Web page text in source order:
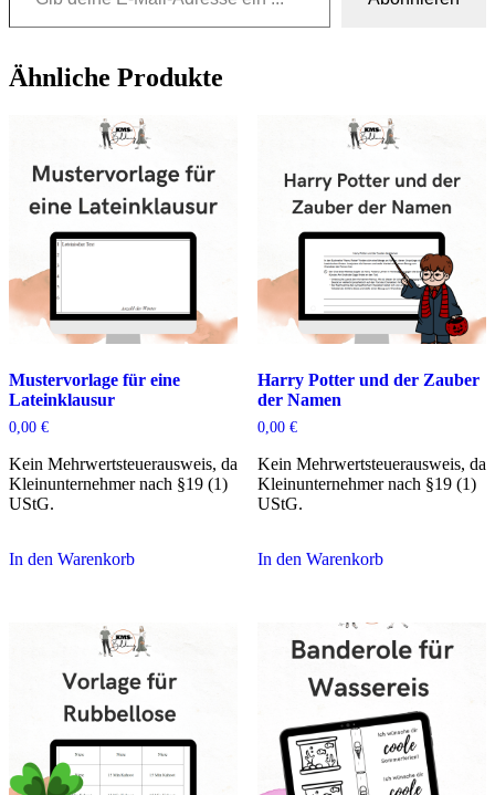
Ähnliche Produkte
Mustervorlage für eine
Lateinklausur
0,00 €
Kein Mehrwertsteuerausweis, da
Kleinunternehmer nach §19 (1)
UStG.
In den Warenkorb
Harry Potter und der Zauber
der Namen
0,00 €
Kein Mehrwertsteuerausweis, da
Kleinunternehmer nach §19 (1)
UStG.
In den Warenkorb